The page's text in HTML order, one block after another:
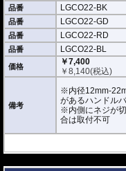
品番 LGCO22-BK
品番 LGCO22-GD
品番 LGCO22-RD
品番 LGCO22-BL
価格
￥7,400
￥8,140(税込)
備考
※内径12mm-
があるハンドル
※内側にネジが
合は取付不可